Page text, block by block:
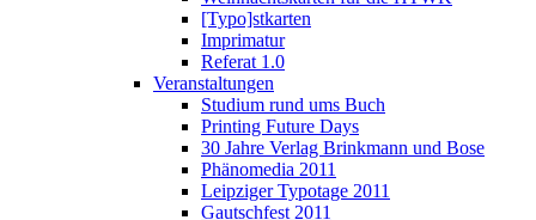
[Typo]stkarten
Imprimatur
Referat 1.0
Veranstaltungen
Studium rund ums Buch
Printing Future Days
30 Jahre Verlag Brinkmann und Bose
Phänomedia 2011
Leipziger Typotage 2011
Gautschfest 2011